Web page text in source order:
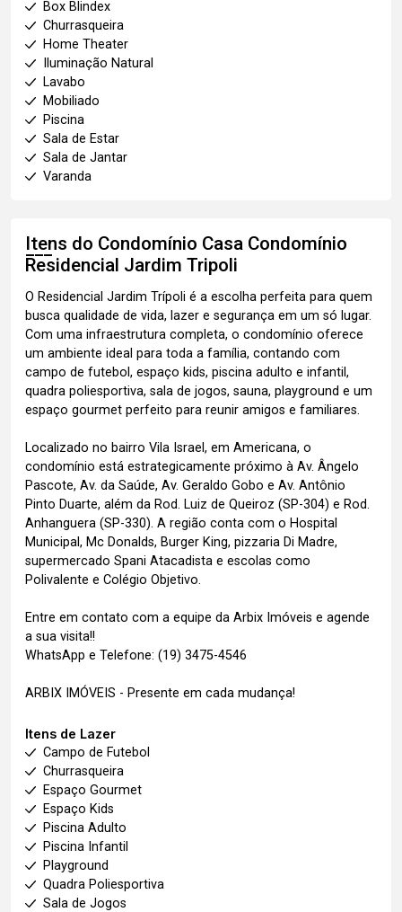
Box Blindex
Churrasqueira
Home Theater
Iluminação Natural
Lavabo
Mobiliado
Piscina
Sala de Estar
Sala de Jantar
Varanda
Itens do Condomínio Casa Condomínio
Residencial Jardim Tripoli
O Residencial Jardim Trípoli é a escolha perfeita para quem
busca qualidade de vida, lazer e segurança em um só lugar.
Com uma infraestrutura completa, o condomínio oferece
um ambiente ideal para toda a família, contando com
campo de futebol, espaço kids, piscina adulto e infantil,
quadra poliesportiva, sala de jogos, sauna, playground e um
espaço gourmet perfeito para reunir amigos e familiares.
Localizado no bairro Vila Israel, em Americana, o
condomínio está estrategicamente próximo à Av. Ângelo
Pascote, Av. da Saúde, Av. Geraldo Gobo e Av. Antônio
Pinto Duarte, além da Rod. Luiz de Queiroz (SP-304) e Rod.
Anhanguera (SP-330). A região conta com o Hospital
Municipal, Mc Donalds, Burger King, pizzaria Di Madre,
supermercado Spani Atacadista e escolas como
Polivalente e Colégio Objetivo.
Entre em contato com a equipe da Arbix Imóveis e agende
a sua visita!!
WhatsApp e Telefone: (19) 3475-4546
ARBIX IMÓVEIS - Presente em cada mudança!
Itens de Lazer
Campo de Futebol
Churrasqueira
Espaço Gourmet
Espaço Kids
Piscina Adulto
Piscina Infantil
Playground
Quadra Poliesportiva
Sala de Jogos